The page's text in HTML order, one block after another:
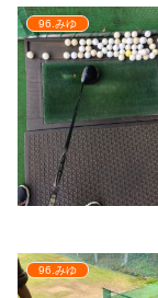
96.みゆ
96.みゆ